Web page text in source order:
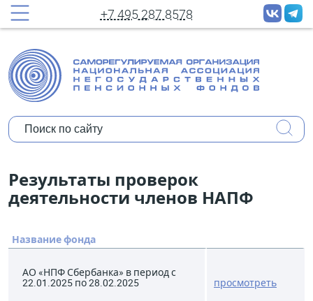
+7 495 287 8578
принудительных рассылок новостей
Полное имя:
Организация:
Уполномочены ли Вы представлять
мнение организации?
Коротко о себе:
Результаты проверок
деятельности членов НАПФ
Название фонда
АО «НПФ Сбербанка» в период с
22.01.2025 по 28.02.2025 просмотреть